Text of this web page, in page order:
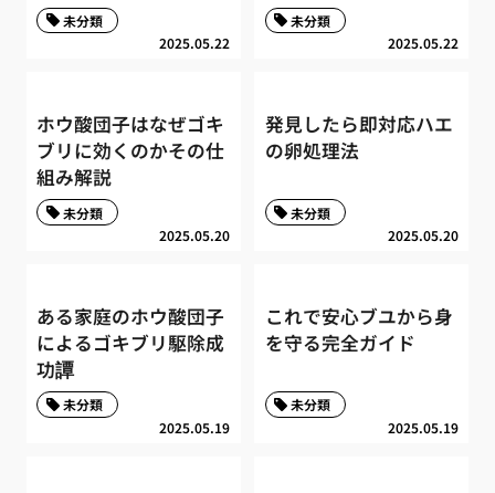
2025.05.22
未分類
2025.05.22
未分類
ホウ酸団子はなぜゴキ
ブリに効くのかその仕
組み解説
2025.05.20
未分類
発見したら即対応ハエ
の卵処理法
2025.05.20
未分類
ある家庭のホウ酸団子
によるゴキブリ駆除成
功譚
2025.05.19
未分類
これで安心ブユから身
を守る完全ガイド
2025.05.19
未分類